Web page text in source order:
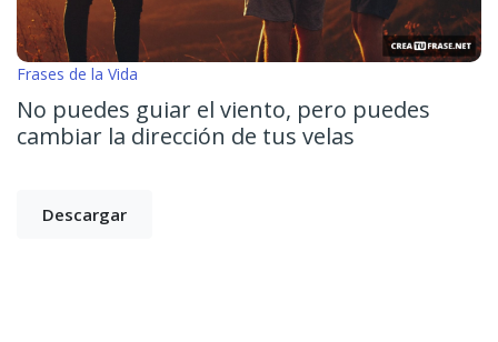
Frases de la Vida
No puedes guiar el viento, pero puedes
cambiar la dirección de tus velas
Descargar